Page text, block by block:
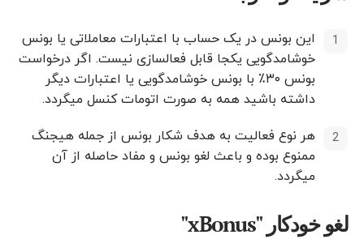
این بونس در یک حساب با اعتبارات معاملاتی یا بونس
خوشامدگویی یکجا قابل فعالسازی نیست. اگر درخواست
بونس ۳۰٪ با بونس خوشامدگویی یا اعتبارات دیگر
داشته باشید همه به صورت اتومات کنسل میگردد.
هر نوع فعالیت به هدف شکار بونس از جمله هیجنگ
ممنوع بوده و باعث لغو بونس و مفاد حاصله از آن
میگردد.
لغو خودکار "xBonus"